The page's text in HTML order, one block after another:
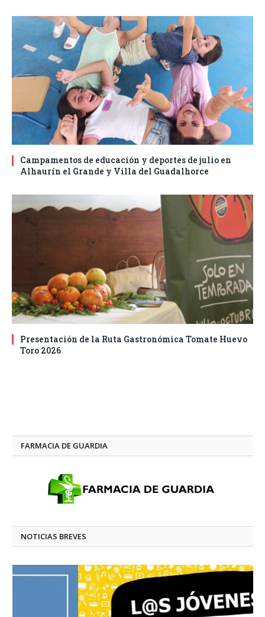
Campamentos de educación y deportes de julio en
Alhaurín el Grande y Villa del Guadalhorce
Presentación de la Ruta Gastronómica Tomate Huevo
Toro 2026
FARMACIA DE GUARDIA
NOTICIAS BREVES